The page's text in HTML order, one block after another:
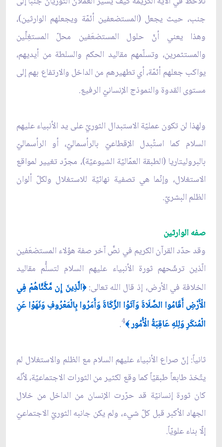
جنب، حيث يجعل (المستضعفين أئمّة ويجعلهم الوارثين)،
وهذا يعني أنّ حلول المستضعَفين محلّ المستغِلِّين
والمستثمرين، وتسلّمهم مقاليد الحكم والسلطة من أيديهم،
يواكب جعلهم أئمّة، أي تطهيرهم من الداخل والارتفاع بهم إلى
مستوى القدوة والنموذج الإنسانيّ الرفيع.
ولهذا لن تكون عمليّة الاستبدال الثوريّ على يد الأنبياء عليهم
السلام كما استُبدل الإقطاعيّ بالرأسماليّ، أو الرأسماليّ
بالبروليتاريا (الطبقة العمّاليّة الشيوعيّة)، مجرّد تغيير لمواقع
الاستغلال، وإنّما هي تصفية نهائيّة للاستغلال ولكلّ ألوان
الظلم البشريّ.
صفه الوارثين
وقد حدّد القرآن الكريم في نصٍّ آخر صفة هؤلاء المستضعَفين
الّذين ترشّحهم ثورة الأنبياء عليهم السلام لتسلُّم مقاليد
الخلافة في الأرض، إذ قال الله تعالى:﴿الَّذِينَ إِن مَّكَّنَّاهُمْ فِي
الْأَرْضِ أَقَامُوا الصَّلَاةَ وَآتَوُا الزَّكَاةَ وَأَمَرُوا بِالْمَعْرُوفِ وَنَهَوْا عَنِ
الْمُنكَرِ وَلِلهِ عَاقِبَةُ الْأُمُور﴾4
.
ثانياً: إنّ صراع الأنبياء عليهم السلام مع الظلم والاستغلال لم
يتّخذ طابعاً طبقيّاً كما وقع لكثير من الثورات الاجتماعيّة، لأنّه
كان ثورة إنسانيّة قد حرّرت الإنسان من الداخل من خلال
الجهاد الأكبر قبل كلّ شي‏ء، ولم يكن جانبه الثوريّ الاجتماعيّ
إلّا بناء علويّاً.